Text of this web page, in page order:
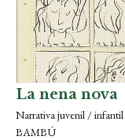
La nena nova
Narrativa juvenil /
BAMBÚ